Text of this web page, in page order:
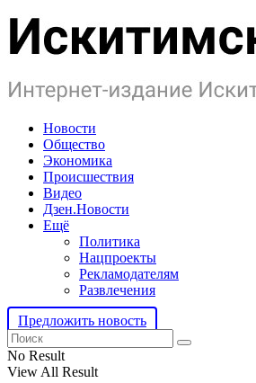
Новости
Общество
Экономика
Происшествия
Видео
Дзен.Новости
Ещё
Политика
Нацпроекты
Рекламодателям
Развлечения
Предложить новость
No Result
View All Result